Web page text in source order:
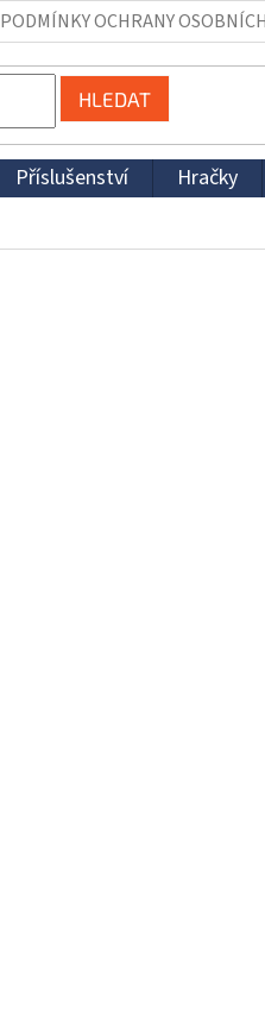
PODMÍNKY OCHRANY
HLEDAT
Příslušenství Hračky